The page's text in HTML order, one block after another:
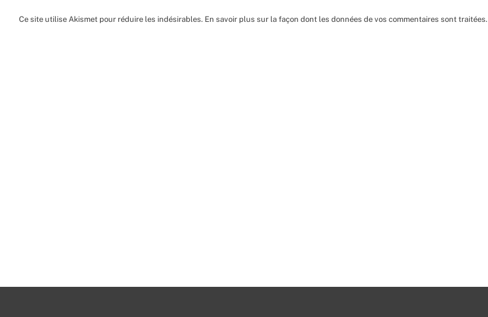
Ce site utilise Akismet pour réduire les indésirables. En savoir plus sur la façon dont les données de vos commentaires sont traitées.